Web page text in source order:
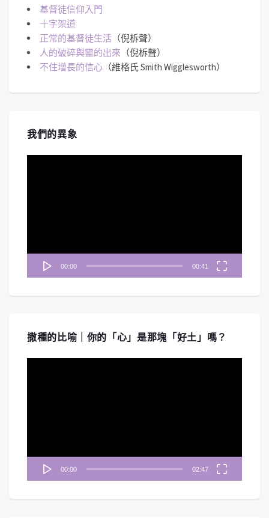
基督徒信仰入門
十字架道
正常的基督徒生活 （倪柝聲）
人的破碎與靈的出來 （倪柝聲）
不住增長的信心 （維格氏 Smith Wigglesworth）
我們的異象
00:00 00:41
撒種的比喻｜你的「心」是那塊「好土」嗎？
00:00 02:47